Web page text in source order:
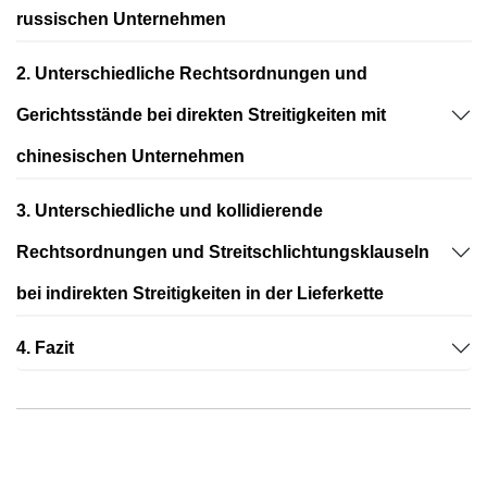
russischen Unternehmen
2. Unterschiedliche Rechtsordnungen und
Gerichtsstände bei direkten Streitigkeiten mit
chinesischen Unternehmen
3. Unterschiedliche und kollidierende
Rechtsordnungen und Streitschlichtungsklauseln
bei indirekten Streitigkeiten in der Lieferkette
4. Fazit